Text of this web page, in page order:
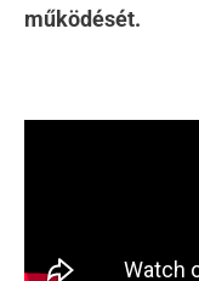
működését.